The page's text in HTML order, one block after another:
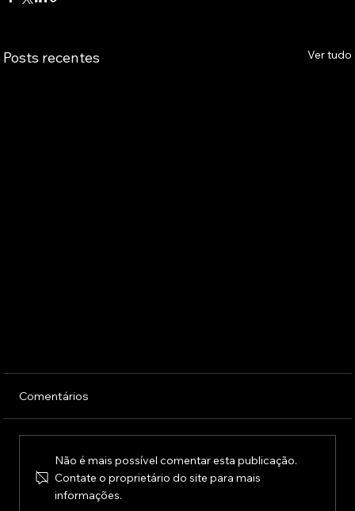
Posts recentes Ver tudo
Comentários
Não é mais possível comentar esta publicação.
Contate o proprietário do site para mais
informações.